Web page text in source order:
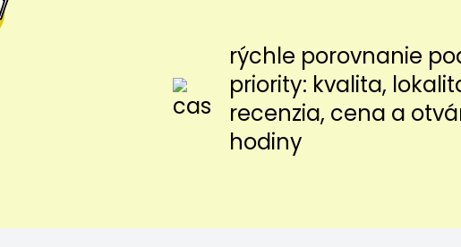
rýchle porovnanie
priority: kvalita,
recenzia, cena a
hodiny